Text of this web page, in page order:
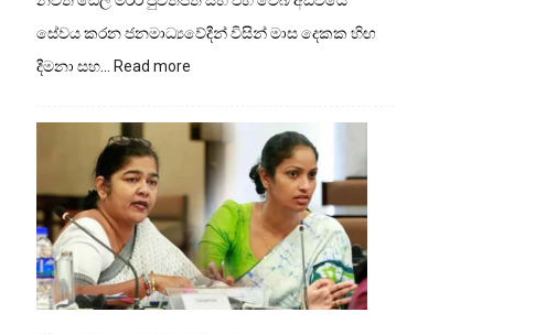
සේවය කරන ජනමාධ්‍යවේදීන් විසින් මාස දෙකක හිඟ
දීමනා සහ… Read more
ගෙවනතුරු
ඩේලි
මිරර්
පුවත්
සේවය
නවතී.